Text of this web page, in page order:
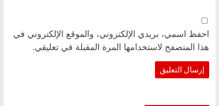
احفظ اسمي، بريدي الإلكتروني، والموقع الإلكتروني في
هذا المتصفح لاستخدامها المرة المقبلة في تعليقي.